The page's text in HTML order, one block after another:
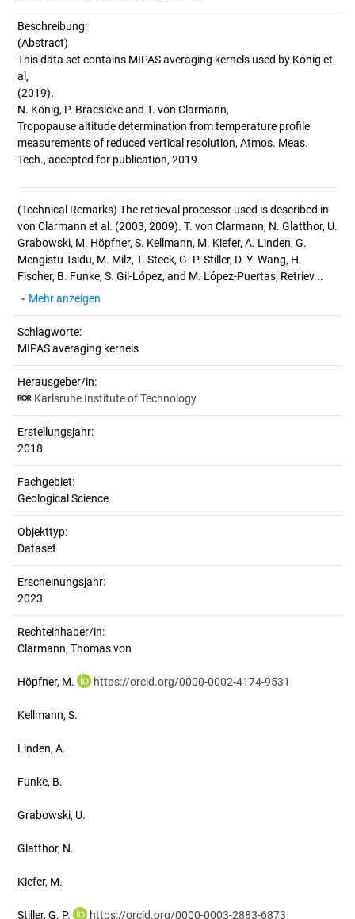
Beschreibung:
(Abstract)
This data set contains MIPAS averaging kernels used by König et
al,
(2019).
N. König, P. Braesicke and T. von Clarmann,
Tropopause altitude determination from temperature profile
measurements of reduced vertical resolution, Atmos. Meas.
(Technical Remarks) The retrieval processor used is described in
von Clarmann et al. (2003, 2009). T. von Clarmann, N. Glatthor, U.
Grabowski, M. Höpfner, S. Kellmann, M. Kiefer, A. Linden, G.
Mengistu Tsidu, M. Milz, T. Steck, G. P. Stiller, D. Y. Wang, H.
Fischer, B. Funke, S. Gil-López, and M. López-Puertas, Retriev...
Mehr anzeigen
Schlagworte:
MIPAS averaging kernels
Herausgeber/in:
Karlsruhe Institute of Technology
Erstellungsjahr:
2018
Fachgebiet:
Geological Science
Objekttyp:
Dataset
Erscheinungsjahr:
2023
Rechteinhaber/in:
Clarmann, Thomas von
Höpfner, M. https://orcid.org/0000-0002-4174-9531
Kellmann, S.
Linden, A.
Funke, B.
Grabowski, U.
Glatthor, N.
Kiefer, M.
Stiller, G. P. https://orcid.org/0000-0003-2883-6873